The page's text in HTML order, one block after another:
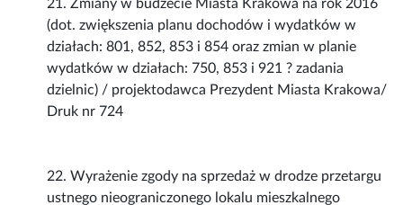
21. Zmiany w budżecie Miasta Krakowa na rok 2016
(dot. zwiększenia planu dochodów i wydatków w
działach: 801, 852, 853 i 854 oraz zmian w planie
wydatków w działach: 750, 853 i 921 ? zadania
dzielnic) / projektodawca Prezydent Miasta Krakowa/
Druk nr 724
22. Wyrażenie zgody na sprzedaż w drodze przetargu
ustnego nieograniczonego lokalu mieszkalnego